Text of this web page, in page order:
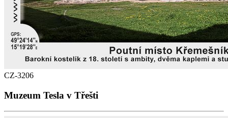
CZ-3206
Muzeum Tesla v Třešti